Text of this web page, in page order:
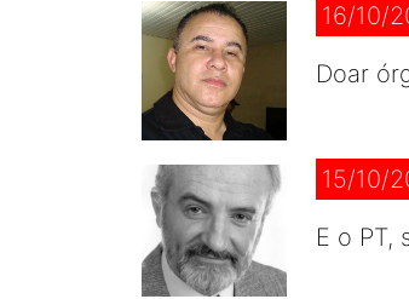
16/10/
Doar
15/10/
E o PT,